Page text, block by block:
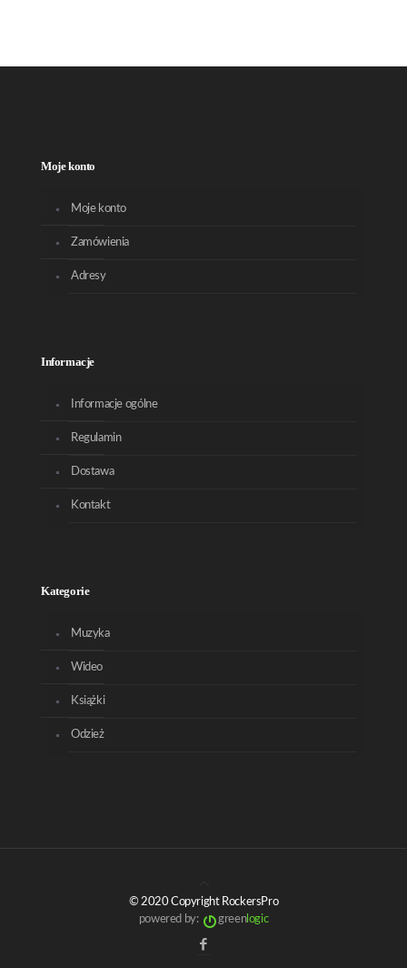
Moje konto
Moje konto
Zamówienia
Adresy
Informacje
Informacje ogólne
Regulamin
Dostawa
Kontakt
Kategorie
Muzyka
Wideo
Książki
Odzież
© 2020 Copyright RockersPro
powered by:
greenlogic